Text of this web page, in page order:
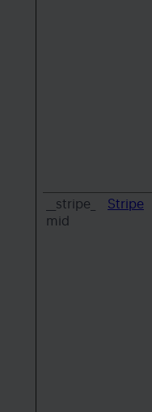
__stripe_
mid
Stripe